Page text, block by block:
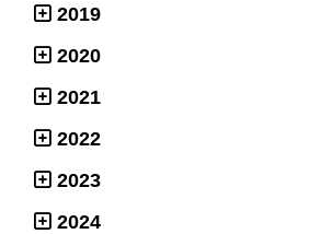
2019
2020
2021
2022
2023
2024